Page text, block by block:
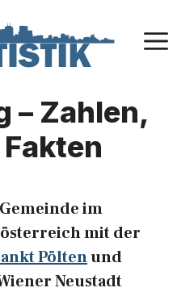
– Zahlen,
im
mit der
Pöltenund
Neustadt